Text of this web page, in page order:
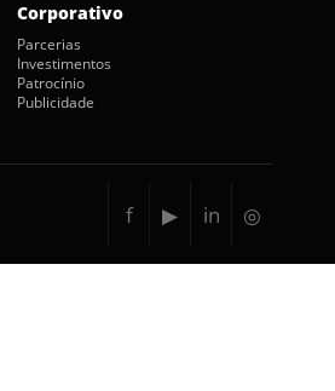
Corporativo
Parcerias
Investimentos
Patrocínio
Publicidade
f ▶ in ◎